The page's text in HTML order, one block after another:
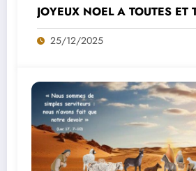
JOYEUX NOEL A TOUTES ET
25/12/2025